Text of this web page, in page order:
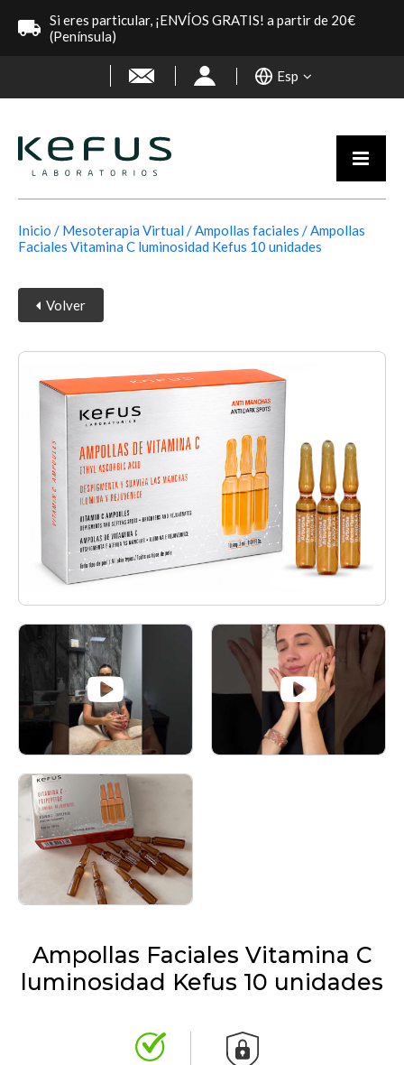
Si eres particular, ¡ENVÍOS GRATIS! a partir de 20€
(Península)
Esp
Inicio Mesoterapia Virtual Ampollas faciales
Ampollas
Faciales Vitamina C luminosidad Kefus 10 unidades
Volver
Ampollas Faciales Vitamina C
luminosidad Kefus 10 unidades